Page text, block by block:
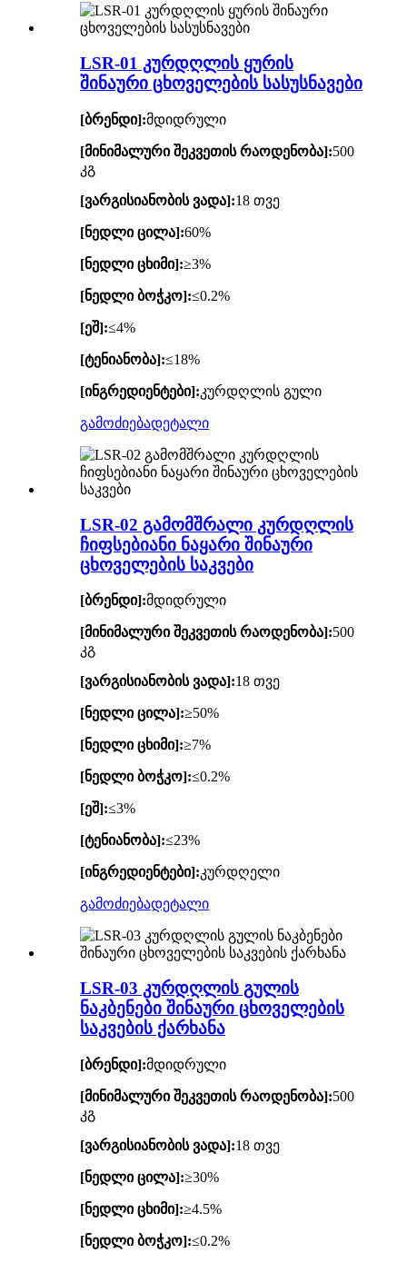
LSR-01 კურდღლის ყურის
შინაური ცხოველების სასუსნავები
[ბრენდი]:მდიდრული
[მინიმალური შეკვეთის რაოდენობა]:500
კგ
[ვარგისიანობის ვადა]:18 თვე
[ნედლი ცილა]:60%
[ნედლი ცხიმი]:≥3%
[ნედლი ბოჭკო]:≤0.2%
[ეშ]:≤4%
[ტენიანობა]:≤18%
[ინგრედიენტები]:კურდღლის გული
გამოძიებადეტალი
LSR-02 გამომშრალი კურდღლის
ჩიფსებიანი ნაყარი შინაური
ცხოველების საკვები
[ბრენდი]:მდიდრული
[მინიმალური შეკვეთის რაოდენობა]:500
კგ
[ვარგისიანობის ვადა]:18 თვე
[ნედლი ცილა]:≥50%
[ნედლი ცხიმი]:≥7%
[ნედლი ბოჭკო]:≤0.2%
[ეშ]:≤3%
[ტენიანობა]:≤23%
[ინგრედიენტები]:კურდღელი
გამოძიებადეტალი
LSR-03 კურდღლის გულის
ნაკბენები შინაური ცხოველების
საკვების ქარხანა
[ბრენდი]:მდიდრული
[მინიმალური შეკვეთის რაოდენობა]:500
კგ
[ვარგისიანობის ვადა]:18 თვე
[ნედლი ცილა]:≥30%
[ნედლი ცხიმი]:≥4.5%
[ნედლი ბოჭკო]:≤0.2%